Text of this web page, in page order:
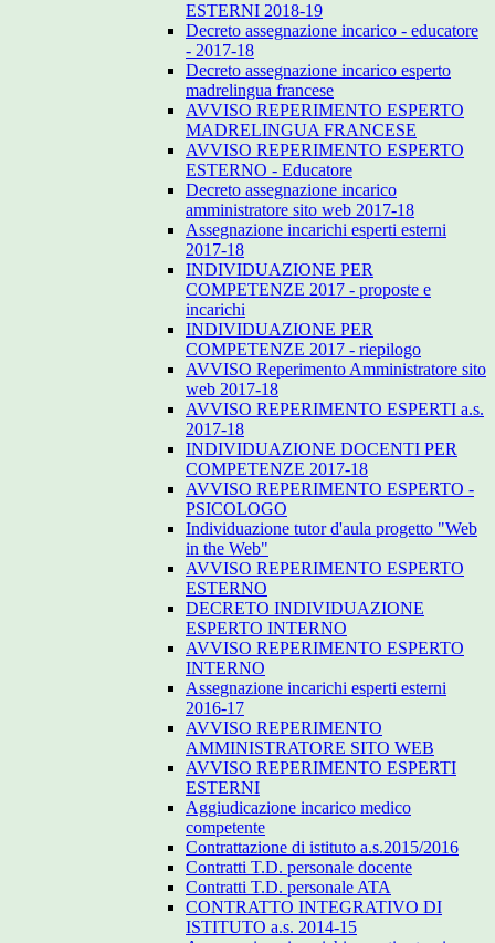
ESTERNI 2018-19
Decreto assegnazione incarico - educatore
- 2017-18
Decreto assegnazione incarico esperto
madrelingua francese
AVVISO REPERIMENTO ESPERTO
MADRELINGUA FRANCESE
AVVISO REPERIMENTO ESPERTO
ESTERNO - Educatore
Decreto assegnazione incarico
amministratore sito web 2017-18
Assegnazione incarichi esperti esterni
2017-18
INDIVIDUAZIONE PER
COMPETENZE 2017 - proposte e
incarichi
INDIVIDUAZIONE PER
COMPETENZE 2017 - riepilogo
AVVISO Reperimento Amministratore sito
web 2017-18
AVVISO REPERIMENTO ESPERTI a.s.
2017-18
INDIVIDUAZIONE DOCENTI PER
COMPETENZE 2017-18
AVVISO REPERIMENTO ESPERTO -
PSICOLOGO
Individuazione tutor d'aula progetto "Web
in the Web"
AVVISO REPERIMENTO ESPERTO
ESTERNO
DECRETO INDIVIDUAZIONE
ESPERTO INTERNO
AVVISO REPERIMENTO ESPERTO
INTERNO
Assegnazione incarichi esperti esterni
2016-17
AVVISO REPERIMENTO
AMMINISTRATORE SITO WEB
AVVISO REPERIMENTO ESPERTI
ESTERNI
Aggiudicazione incarico medico
competente
Contrattazione di istituto a.s.2015/2016
Contratti T.D. personale docente
Contratti T.D. personale ATA
CONTRATTO INTEGRATIVO DI
ISTITUTO a.s. 2014-15